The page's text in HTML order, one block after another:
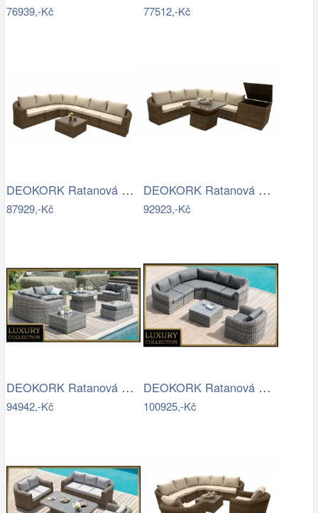
76939,-Kč 77512,-Kč
DEOKORK Ratanová modulová sestava…
87929,-Kč
DEOKORK Ratanová modulová sestava…
92923,-Kč
DEOKORK Ratanová modulová sestava…
94942,-Kč
DEOKORK Ratanová modulová sestava…
100925,-Kč